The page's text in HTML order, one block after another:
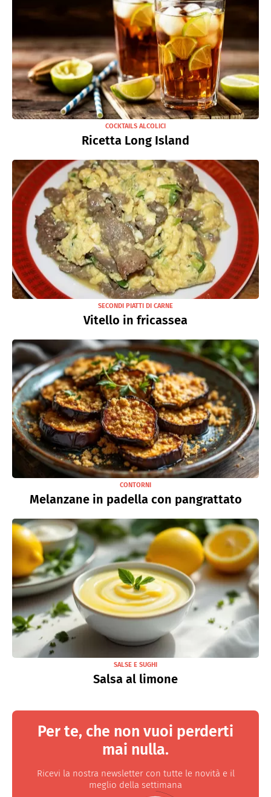
COCKTAILS ALCOLICI
Ricetta Long Island
SECONDI PIATTI DI CARNE
Vitello in fricassea
CONTORNI
Melanzane in padella con pangrattato
SALSE E SUGHI
Salsa al limone
Per te, che non vuoi perderti
mai nulla.
Ricevi la nostra newsletter con tutte le novità e il
meglio della settimana